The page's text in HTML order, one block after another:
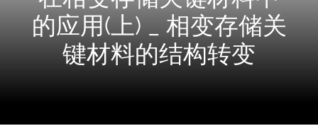
的应用(上) _ 相变存储关
键材料的结构转变